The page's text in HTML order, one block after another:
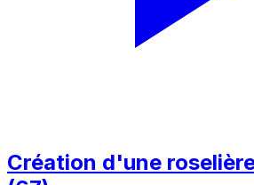
Création d'une